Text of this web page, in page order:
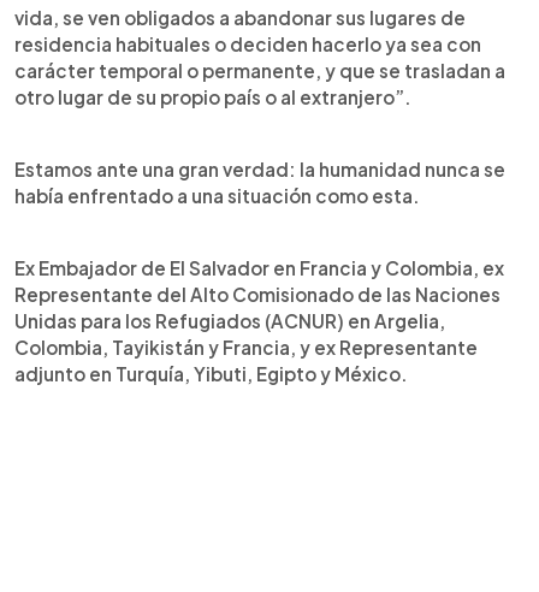
vida, se ven obligados a abandonar sus lugares de
residencia habituales o deciden hacerlo ya sea con
carácter temporal o permanente, y que se trasladan a
otro lugar de su propio país o al extranjero”.
Estamos ante una gran verdad: la humanidad nunca se
había enfrentado a una situación como esta.
Ex Embajador de El Salvador en Francia y Colombia, ex
Representante del Alto Comisionado de las Naciones
Unidas para los Refugiados (ACNUR) en Argelia,
Colombia, Tayikistán y Francia, y ex Representante
adjunto en Turquía, Yibuti, Egipto y México.